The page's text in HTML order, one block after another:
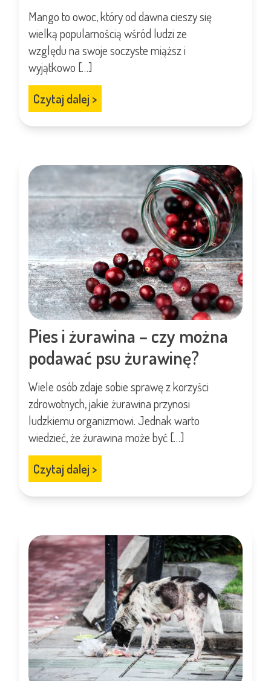
Mango to owoc, który od dawna cieszy się
wielką popularnością wśród ludzi ze
względu na swoje soczyste miąższ i
wyjątkowo […]
Czytaj dalej >
Pies i żurawina – czy można
podawać psu żurawinę?
Wiele osób zdaje sobie sprawę z korzyści
zdrowotnych, jakie żurawina przynosi
ludzkiemu organizmowi. Jednak warto
wiedzieć, że żurawina może być […]
Czytaj dalej >